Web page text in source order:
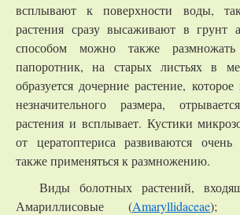
всплывают к поверхности воды,
растения сразу высаживают в грунт
способом можно также
папоротник, на старых листьях в
образуется дочерние растение,
незначительного размера,
растения и всплывает. Кустики
от цератоптериса развиваются
также применяться к размножению.
Виды болотных растений,
Амариллисовые (Amaryllidaceae);